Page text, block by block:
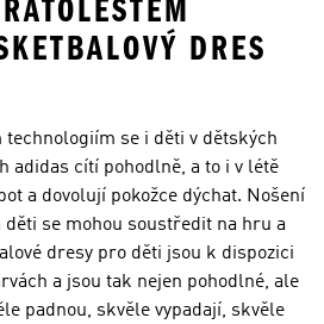
DRES
se i děti v dětských
adidas cítí pohodlně, a to i v létě
a dovolují pokožce dýchat. Nošení
se mohou soustředit na hru a
dresy pro děti jsou k dispozici
a jsou tak nejen pohodlné, ale
padnou, skvěle vypadají, skvěle